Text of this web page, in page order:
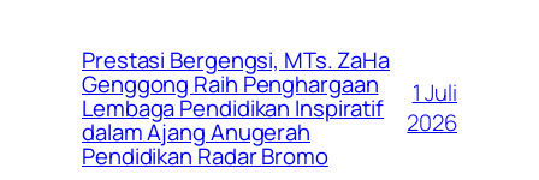
Prestasi Bergengsi, MTs. ZaHa
Genggong Raih Penghargaan
Lembaga Pendidikan Inspiratif
dalam Ajang Anugerah
Pendidikan Radar Bromo
1 Juli
2026